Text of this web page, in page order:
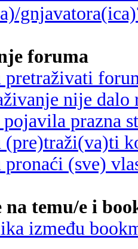
foruma
pretraživati
nije dalo
prazna
(pre)traži(va)ti
(sve)
na temu/e i
između